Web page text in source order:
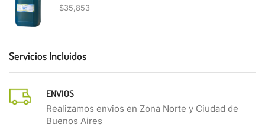
$35,853
Servicios Incluidos
ENVIOS
Realizamos envios en Zona Norte y Ciudad de
Buenos Aires